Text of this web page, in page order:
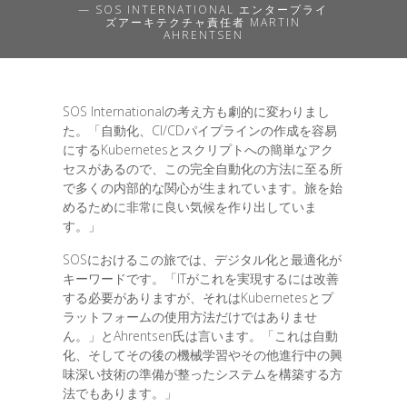
— SOS INTERNATIONAL エンタープライ
ズアーキテクチャ責任者 MARTIN
AHRENTSEN
SOS Internationalの考え方も劇的に変わりまし
た。「自動化、CI/CDパイプラインの作成を容易
にするKubernetesとスクリプトへの簡単なアク
セスがあるので、この完全自動化の方法に至る所
で多くの内部的な関心が生まれています。旅を始
めるために非常に良い気候を作り出していま
す。」
SOSにおけるこの旅では、デジタル化と最適化が
キーワードです。「ITがこれを実現するには改善
する必要がありますが、それはKubernetesとプ
ラットフォームの使用方法だけではありませ
ん。」とAhrentsen氏は言います。「これは自動
化、そしてその後の機械学習やその他進行中の興
味深い技術の準備が整ったシステムを構築する方
法でもあります。」